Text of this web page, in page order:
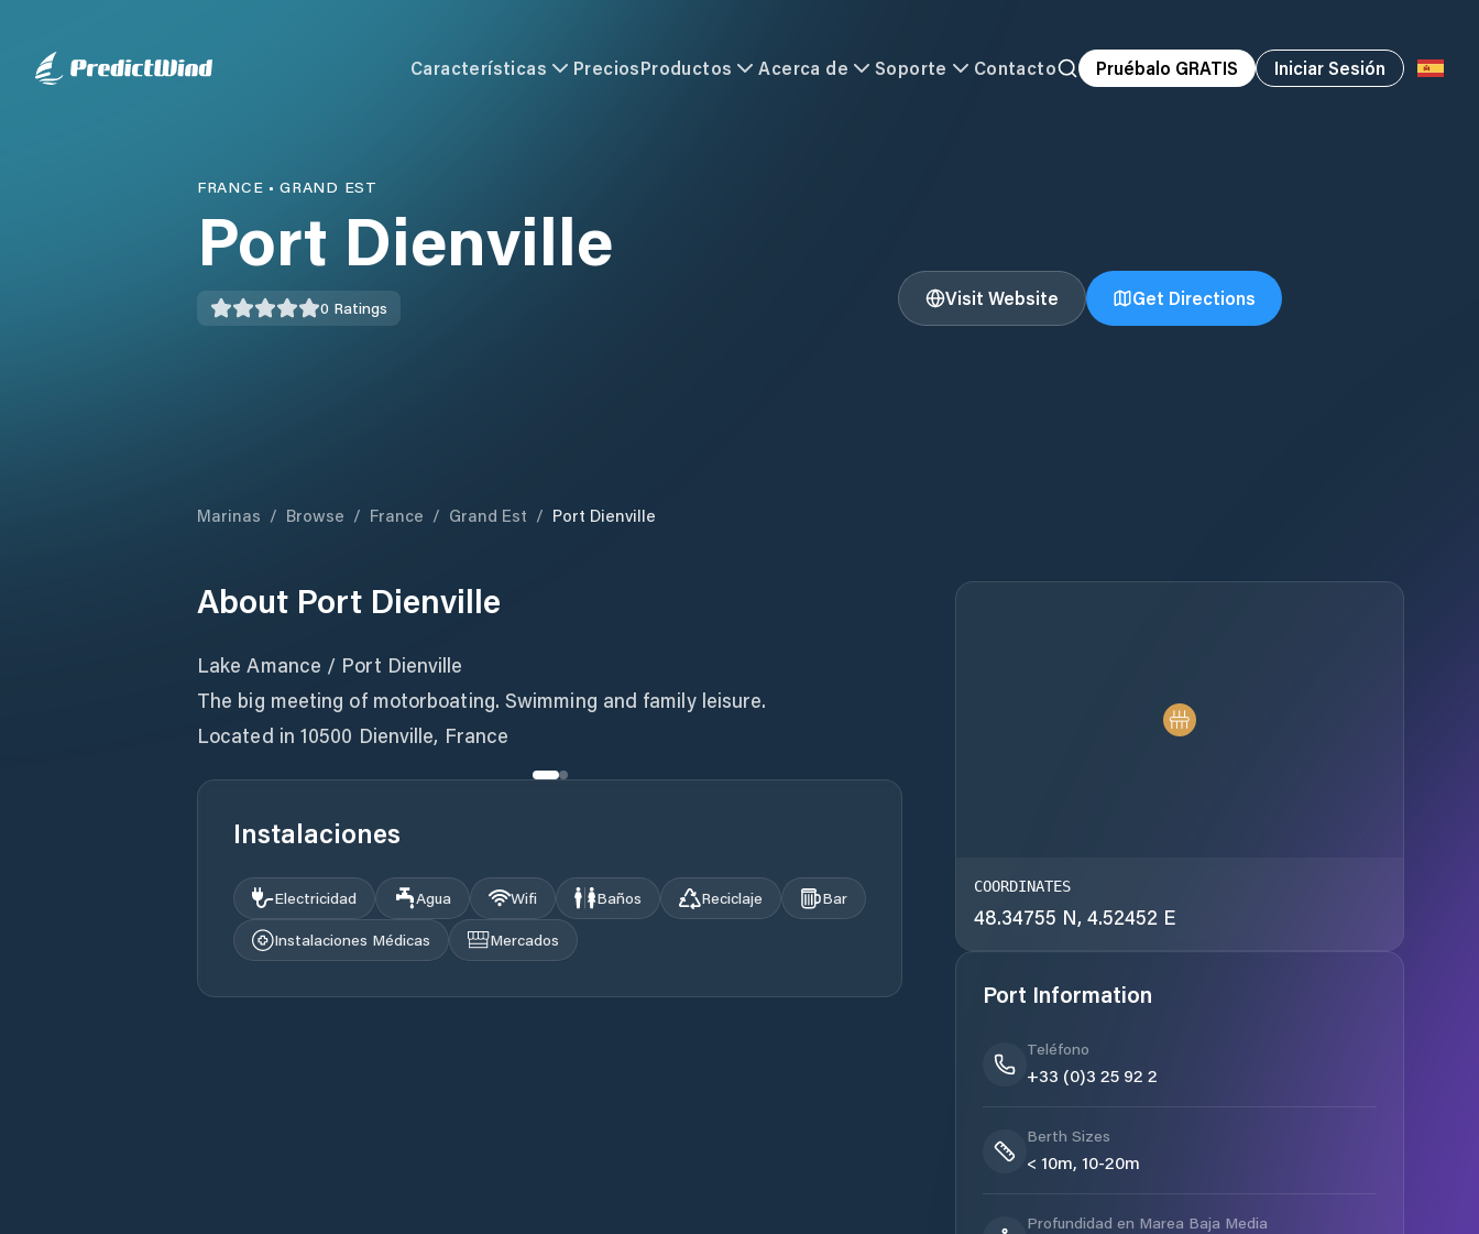
Características PreciosProductos Acerca de Soporte Contacto Pruébalo GRATIS Iniciar Sesión
FRANCE •GRAND EST
Port Dienville
0 Ratings Visit Website Get Directions
Marinas / Browse / France / Grand Est / Port Dienville
About Port Dienville
Lake Amance / Port Dienville
The big meeting of motorboating. Swimming and family leisure.
Located in 10500 Dienville, France
Instalaciones
Electricidad Agua Wifi Baños Reciclaje
Bar
Instalaciones Médicas
Mercados
COORDINATES
48.34755 N, 4.52452 E
Port Information
Teléfono
+33 (0)3 25 92 2
Berth Sizes
< 10m, 10-20m
Profundidad en Marea Baja Media